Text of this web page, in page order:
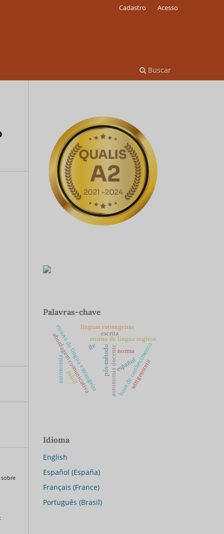
Buscar
Cadastro Acesso
sobre
Palavras-chave
base de conhecimento
ensino de língua inglesa
ensino de língua estrangeira
abordagem comunicativa pós-métodoautonomia docenteespañol
pibid
autonomia
norma
escrita
wittgenstein
línguas estrangeiras
fle
Idioma
English
Español (España)
Français (France)
Português (Brasil)